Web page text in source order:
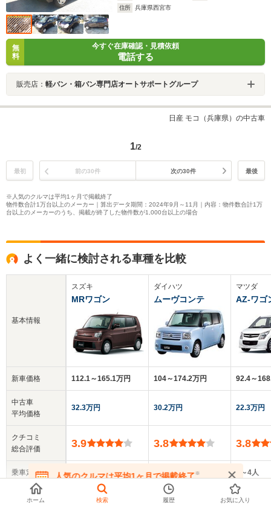
住所
兵庫県西宮市
無
料
今すぐ在庫確認・見積依頼
電話する
販売店： 軽バン・箱バン専門店オートサポートグループ
日産 モコ（兵庫県）の中古車
1/2
最初 前の30件 次の30件 最後
※人気のクルマは平均1ヶ月で掲載終了
物件数合計1万台以上のメーカー｜算出データ期間：2024年9月～11月｜内容：物件数合計1万
台以上のメーカーのうち、掲載が終了した物件数が1,000台以上の場合
よく一緒に検討される車種を比較
基本情報
新車価格
中古車
平均価格
クチコミ
総合評価
乗車定員
ドア数
スズキ
MRワゴン
112.1～165.1万円
32.3万円
3.9
4人
ダイハツ
ムーヴコンテ
104～174.2万円
30.2万円
3.8
4人
5ドア
マツダ
AZ-ワゴ
92.4～
22.3万円
3.8
3～4人
5ドア
▼
全てを表示する
人気のクルマは平均1ヶ月で掲載終了※
在庫が無くなる前にお問い合わせください
ホーム 検索 履歴 お気に入り